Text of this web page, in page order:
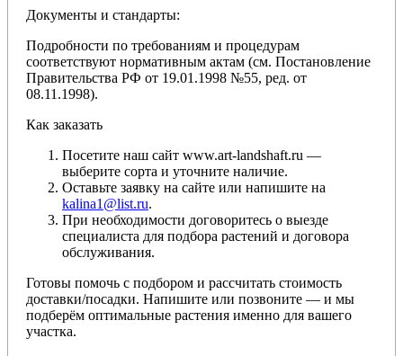
Документы и стандарты:
Подробности по требованиям и процедурам
соответствуют нормативным актам (см. Постановление
Правительства РФ от 19.01.1998 №55, ред. от
08.11.1998).
Как заказать
Посетите наш сайт www.art-landshaft.ru —
выберите сорта и уточните наличие.
Оставьте заявку на сайте или напишите на
kalina1@list.ru.
При необходимости договоритесь о выезде
специалиста для подбора растений и договора
обслуживания.
Готовы помочь с подбором и рассчитать стоимость
доставки/посадки. Напишите или позвоните — и мы
подберём оптимальные растения именно для вашего
участка.